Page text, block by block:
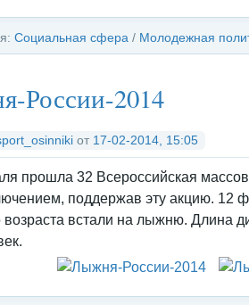
Социальная сфера / Молодежная
России-2014
от 17-02-2014, 15:05
прошла 32 Всероссийская
поддержав эту акцию. 12
возраста встали на лыжню. Длина